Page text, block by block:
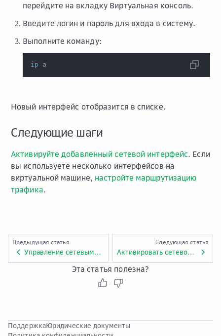
перейдите на вкладку Виртуальная консоль.
Введите логин и пароль для входа в систему.
Выполните команду:
ip a
Новый интерфейс отобразится в списке.
Следующие шаги
Активируйте добавленный сетевой интерфейс. Если
вы используете несколько интерфейсов на
виртуальной машине, настройте маршрутизацию
трафика.
Предыдущая статья
Управление сетевыми интерфейсами виртуальной машины
Следующая статья
Активировать сетевой интерфейс
Эта статья полезна?
ПоддержкаЮридические документы